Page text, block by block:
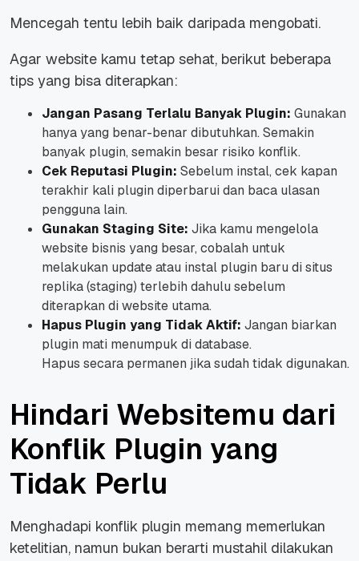
Mencegah tentu lebih baik daripada mengobati.
Agar website kamu tetap sehat, berikut beberapa
tips yang bisa diterapkan:
Jangan Pasang Terlalu Banyak Plugin: Gunakan
hanya yang benar-benar dibutuhkan. Semakin
banyak plugin, semakin besar risiko konflik.
Cek Reputasi Plugin: Sebelum instal, cek kapan
terakhir kali plugin diperbarui dan baca ulasan
pengguna lain.
Gunakan Staging Site: Jika kamu mengelola
website bisnis yang besar, cobalah untuk
melakukan update atau instal plugin baru di situs
replika (staging) terlebih dahulu sebelum
diterapkan di website utama.
Hapus Plugin yang Tidak Aktif: Jangan biarkan
plugin mati menumpuk di database.
Hapus secara permanen jika sudah tidak digunakan.
Hindari Websitemu dari
Konflik Plugin yang
Tidak Perlu
Menghadapi konflik plugin memang memerlukan
ketelitian, namun bukan berarti mustahil dilakukan